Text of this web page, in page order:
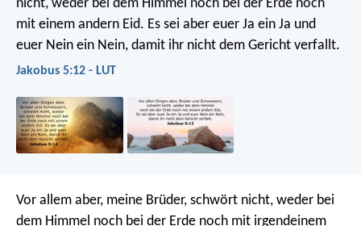
nicht, weder bei dem Himmel noch bei der Erde noch
mit einem andern Eid. Es sei aber euer Ja ein Ja und
euer Nein ein Nein, damit ihr nicht dem Gericht verfallt.
Jakobus 5:12 - LUT
Vor allem aber, meine Brüder, schwört nicht, weder bei
dem Himmel noch bei der Erde noch mit irgendeinem